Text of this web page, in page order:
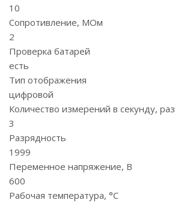
10
Сопротивление, МОм
2
Проверка батарей
есть
Тип отображения
цифровой
Количество измерений в секунду, раз
3
Разрядность
1999
Переменное напряжение, В
600
Рабочая температура, °С